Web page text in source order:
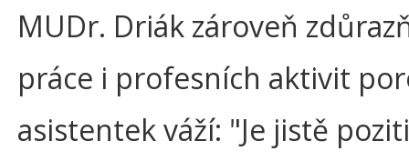
MUDr. Driák zároveň
práce i profesních aktivit
asistentek váží: "Je jistě